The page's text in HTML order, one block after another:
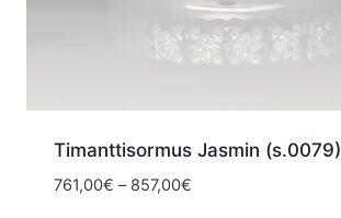
Timanttisormus Jasmin (s.0079)
761,00€ – 857,00€Hintaluokka: